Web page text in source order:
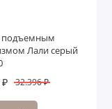
подъемным
Лали серый
₽ 32.396 ₽